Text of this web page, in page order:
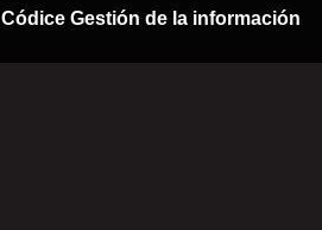
Códice Gestión de la información